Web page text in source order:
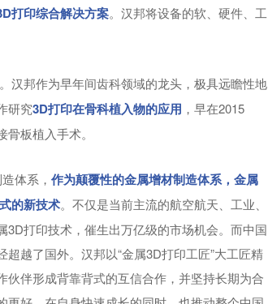
打印综合解决方案。汉邦将设备的软、硬件、工
汉邦作为早年间齿科领域的龙头，极具远瞻性地
研究3D打印在骨科植入物的应用 ，早在2015
板植入手术。
体系， 作为颠覆性的金属增材制造体系，金属
的新技术。不仅是当前主流的航空航天、工业、
打印技术，催生出万亿级的市场机会。而中国
越了国外。汉邦以“金属3D打印工匠”大工匠精
伴形成背靠背式的互信合作，并坚持长期为合